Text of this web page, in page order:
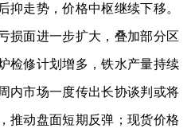
抑走势，价格中枢继续下移。
损面进一步扩大，叠加部分区
检修计划增多，铁水产量持续
内市场一度传出长协谈判或将
推动盘面短期反弹；现货价格